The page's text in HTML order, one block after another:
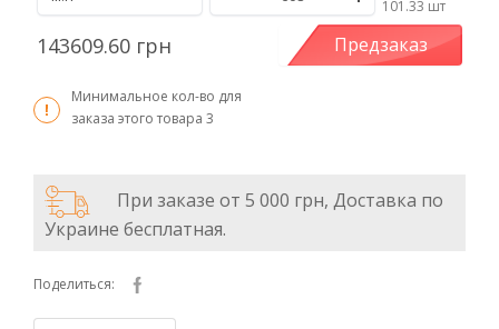
/101.33 шт
143609.60 грн Предзаказ
Минимальное кол-во для
заказа этого товара 3
При заказе от 5 000 грн, Доставка по
Украине бесплатная.
Поделиться: